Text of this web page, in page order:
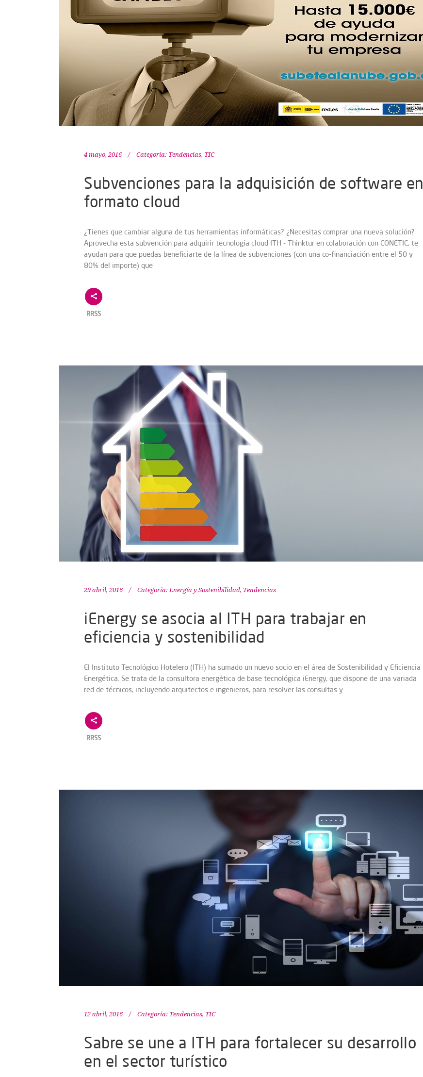
4 mayo, 2016 Categoría: Tendencias, TIC
Subvenciones para la adquisición de software en
formato cloud
¿Tienes que cambiar alguna de tus herramientas informáticas? ¿Necesitas comprar una nueva solución?
Aprovecha esta subvención para adquirir tecnología cloud ITH - Thinktur en colaboración con CONETIC, te
ayudan para que puedas beneficiarte de la línea de subvenciones (con una co-financiación entre el 50 y
80% del importe) que
RRSS
29 abril, 2016 Categoría: Energía y Sostenibilidad, Tendencias
iEnergy se asocia al ITH para trabajar en
eficiencia y sostenibilidad
El Instituto Tecnológico Hotelero (ITH) ha sumado un nuevo socio en el área de Sostenibilidad y Eficiencia
Energética. Se trata de la consultora energética de base tecnológica iEnergy, que dispone de una variada
red de técnicos, incluyendo arquitectos e ingenieros, para resolver las consultas y
RRSS
12 abril, 2016 Categoría: Tendencias, TIC
Sabre se une a ITH para fortalecer su desarrollo
en el sector turístico